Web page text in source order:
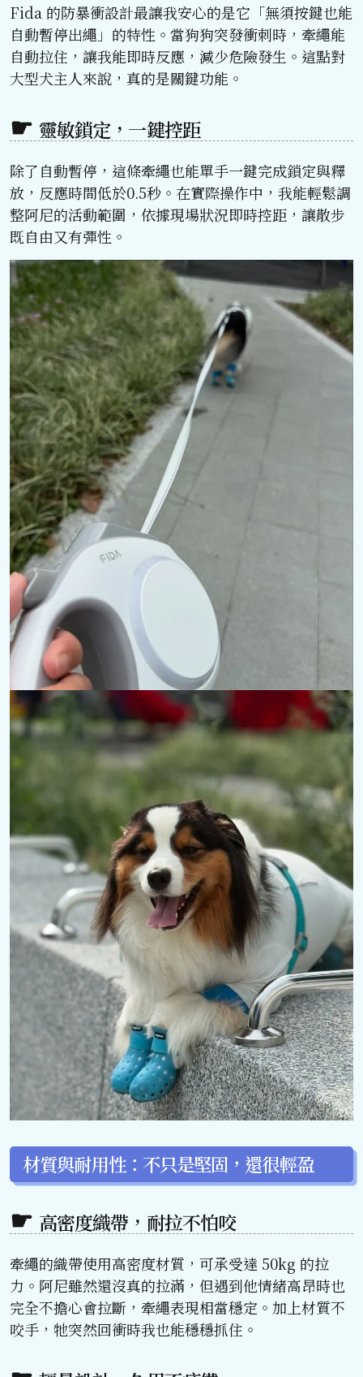
Fida 的防暴衝設計最讓我安心的是它「無須按鍵也能
自動暫停出繩」的特性。當狗狗突發衝刺時，牽繩能
自動拉住，讓我能即時反應，減少危險發生。這點對
大型犬主人來說，真的是關鍵功能。
靈敏鎖定，一鍵控距
除了自動暫停，這條牽繩也能單手一鍵完成鎖定與釋
放，反應時間低於0.5秒。在實際操作中，我能輕鬆調
整阿尼的活動範圍，依據現場狀況即時控距，讓散步
既自由又有彈性。
材質與耐用性：不只是堅固，還很輕盈
高密度織帶，耐拉不怕咬
牽繩的織帶使用高密度材質，可承受達 50kg 的拉
力。阿尼雖然還沒真的拉滿，但遇到他情緒高昂時也
完全不擔心會拉斷，牽繩表現相當穩定。加上材質不
咬手，牠突然回衝時我也能穩穩抓住。